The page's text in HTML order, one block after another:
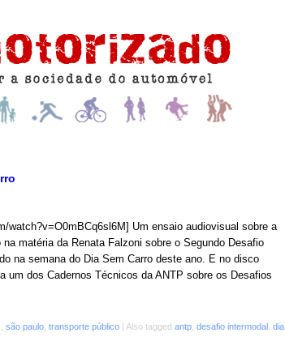
watch?v=O0mBCq6sl6M] Um ensaio audiovisual sobre a
matéria da Renata Falzoni sobre o Segundo Desafio
na semana do Dia Sem Carro deste ano. E no disco
um dos Cadernos Técnicos da ANTP sobre os Desafios
são paulo transporte público | Also tagged antp desafio intermodal dia